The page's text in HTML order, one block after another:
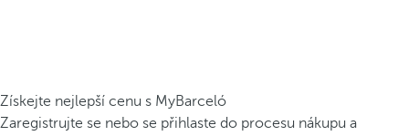
Získejte nejlepší cenu s MyBarceló
Zaregistrujte se nebo se přihlaste do procesu nákupu a